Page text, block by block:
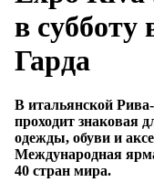
в субботу
Гарда
В итальянской
проходит знаковая
одежды, обуви и
Международная
40 стран мира.